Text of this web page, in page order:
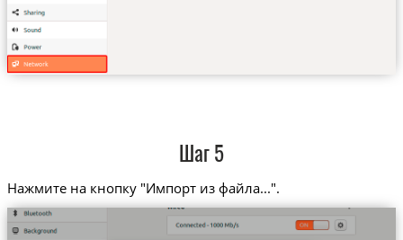
Шаг 5
Нажмите на кнопку "Импорт из файла...".